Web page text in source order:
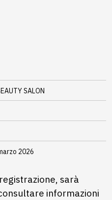
SALON
2026
sarà
informazioni